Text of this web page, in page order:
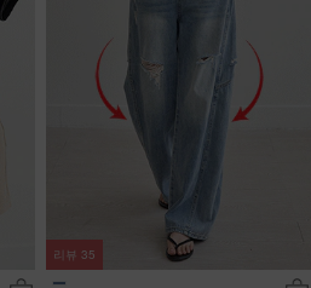
리뷰 35